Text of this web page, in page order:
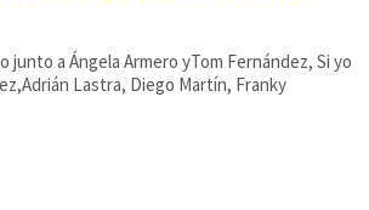
a Ángela Armero yTom Fernández, Si yo
Lastra, Diego Martín, Franky